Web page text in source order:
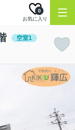
お気に入り
0
空室1